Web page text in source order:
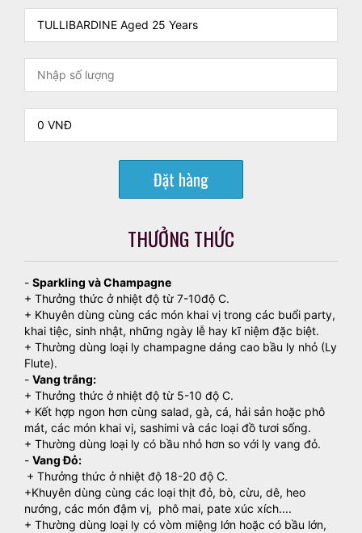
Đặt hàng
THƯỞNG THỨC
- Sparkling và Champagne
+ Thưởng thức ở nhiệt độ từ 7-10độ C.
+ Khuyên dùng cùng các món khai vị trong các buổi party,
khai tiệc, sinh nhật, những ngày lễ hay kĩ niệm đặc biệt.
+ Thường dùng loại ly champagne dáng cao bầu ly nhỏ (Ly
Flute).
- Vang trắng:
+ Thưởng thức ở nhiệt độ từ 5-10 độ C.
+ Kết hợp ngon hơn cùng salad, gà, cá, hải sản hoặc phô
mát, các món khai vị, sashimi và các loại đồ tươi sống.
+ Thường dùng loại ly có bầu nhỏ hơn so với ly vang đỏ.
- Vang Đỏ:
+ Thưởng thức ở nhiệt độ 18-20 độ C.
+Khuyên dùng cùng các loại thịt đỏ, bò, cừu, dê, heo
nướng, các món đậm vị, phô mai, pate xúc xích....
+ Thường dùng loại ly có vòm miệng lớn hoặc có bầu lớn,